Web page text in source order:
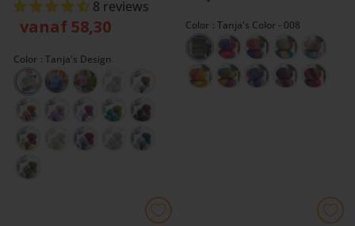
8 reviews
vanaf 58,30
Color Tanja's Design
Color Tanja's Color - 008